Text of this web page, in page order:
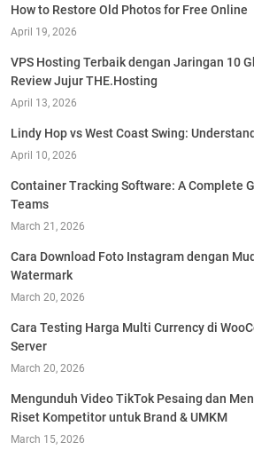
How to Restore Old Photos for Free Online
April 19, 2026
VPS Hosting Terbaik dengan Jaringan 10
Review Jujur THE.Hosting
April 13, 2026
Lindy Hop vs West Coast Swing:
April 10, 2026
Container Tracking Software: A Complete
Teams
March 21, 2026
Cara Download Foto Instagram dengan
Watermark
March 20, 2026
Cara Testing Harga Multi Currency di
Server
March 20, 2026
Mengunduh Video TikTok Pesaing dan
Riset Kompetitor untuk Brand & UMKM
March 15, 2026